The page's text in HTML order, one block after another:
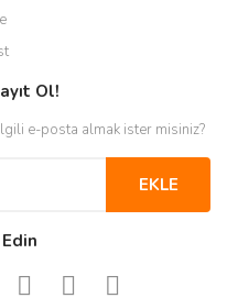
Ol!
e-posta almak ister misiniz?
EKLE